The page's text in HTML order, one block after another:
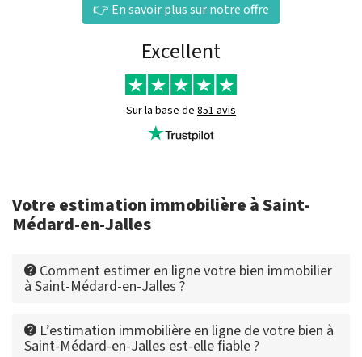
👉 En savoir plus sur notre offre
Excellent
Sur la base de 851 avis
Votre estimation immobilière à Saint-
Médard-en-Jalles
Comment estimer en ligne votre bien immobilier
à Saint-Médard-en-Jalles ?
L’estimation immobilière en ligne de votre bien à
Saint-Médard-en-Jalles est-elle fiable ?